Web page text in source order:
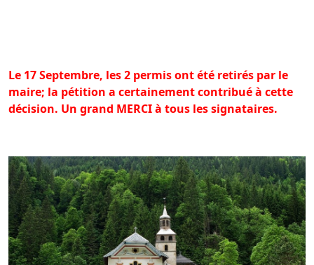
Le 17 Septembre, les 2 permis ont été retirés par le
maire; la pétition a certainement contribué à cette
décision. Un grand MERCI à tous les signataires.